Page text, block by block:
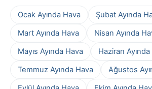
Ocak Ayında Hava
Şubat Ayında
Mart Ayında Hava
Nisan Ayında
Mayıs Ayında Hava
Haziran
Temmuz Ayında Hava
Ağustos